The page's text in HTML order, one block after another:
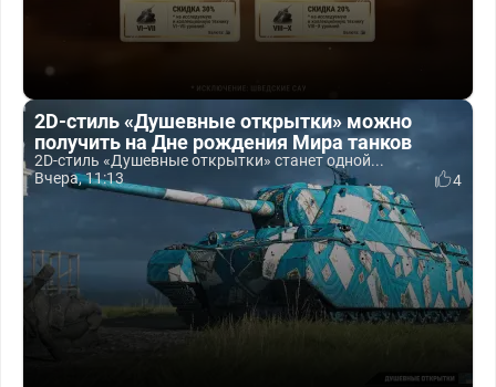
2D-стиль «Душевные открытки» можно
получить на Дне рождения Мира танков
2D-стиль «Душевные открытки» станет одной...
Вчера, 11:13
4